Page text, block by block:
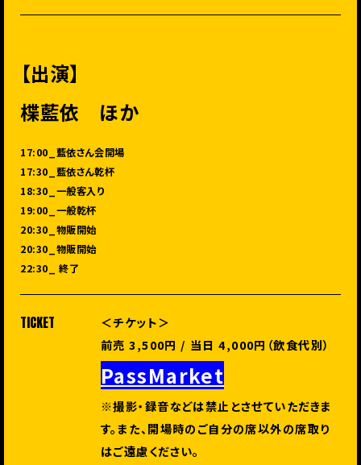
【出演】
楪藍依 ほか
17:00_藍依さん会開場
17:30_藍依さん乾杯
18:30_一般客入り
19:00_一般乾杯
20:30_物販開始
20:30_物販開始
22:30_ 終了
TICKET
＜チケット＞
前売 3,500円 / 当日 4,000円（飲食代別）
PassMarket
※撮影・録音などは禁止とさせていただきま
す。また、開場時のご自分の席以外の席取り
はご遠慮ください。